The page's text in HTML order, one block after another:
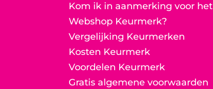
Kom ik in aanmerking voor het
Webshop Keurmerk?
Vergelijking Keurmerken
Kosten Keurmerk
Voordelen Keurmerk
Gratis algemene voorwaarden